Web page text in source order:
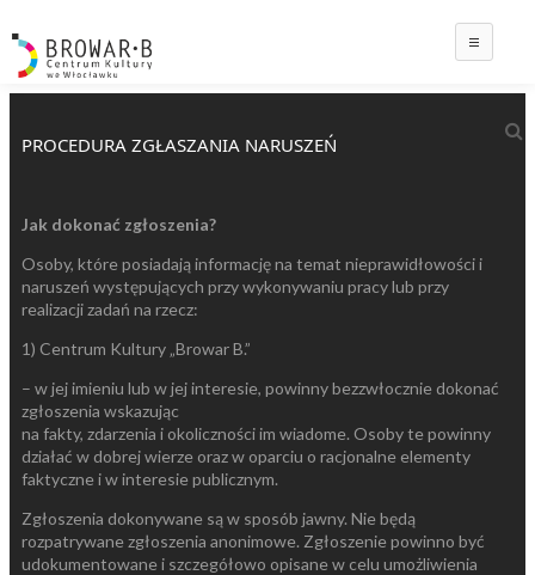
PROCEDURA ZGŁASZANIA NARUSZEŃ
Jak dokonać zgłoszenia?
Osoby, które posiadają informację na temat nieprawidłowości i
naruszeń występujących przy wykonywaniu pracy lub przy
realizacji zadań na rzecz:
1) Centrum Kultury „Browar B.”
– w jej imieniu lub w jej interesie, powinny bezzwłocznie dokonać
zgłoszenia wskazując
na fakty, zdarzenia i okoliczności im wiadome. Osoby te powinny
działać w dobrej wierze oraz w oparciu o racjonalne elementy
faktyczne i w interesie publicznym.
Zgłoszenia dokonywane są w sposób jawny. Nie będą
rozpatrywane zgłoszenia anonimowe. Zgłoszenie powinno być
udokumentowane i szczegółowo opisane w celu umożliwienia